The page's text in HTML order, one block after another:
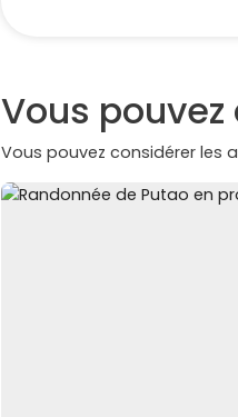
Vous
Vous pouvez considérer les